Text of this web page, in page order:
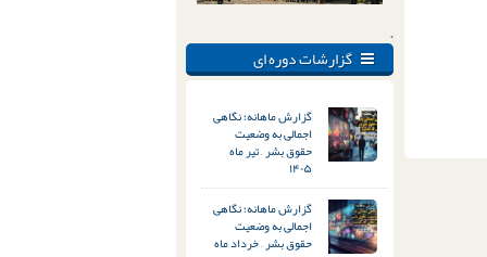
.
گزارشات دوره ای
گزارش ماهانه؛ نگاهی
اجمالی به وضعیت
حقوق بشر – تیر ماه
۱۴۰۵
گزارش ماهانه؛ نگاهی
اجمالی به وضعیت
حقوق بشر – خرداد ماه